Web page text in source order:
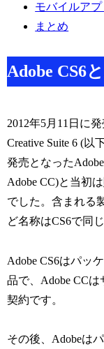
モバイルア
まとめ
Adobe CS6
2012年5月11日に
Creative Suite 6 (以
発売となった
Adobe CC)と当初
でした。含まれる
ど名称はCS6で同
Adobe CS6はパッ
品で、Adobe CC
契約です。
その後、Adobeは